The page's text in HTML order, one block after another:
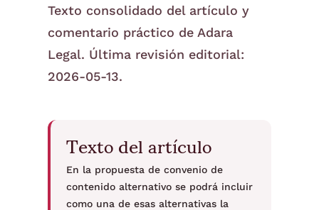
Texto consolidado del artículo y
comentario práctico de Adara
Legal. Última revisión editorial:
2026-05-13.
Texto del artículo
En la propuesta de convenio de
contenido alternativo se podrá incluir
como una de esas alternativas la